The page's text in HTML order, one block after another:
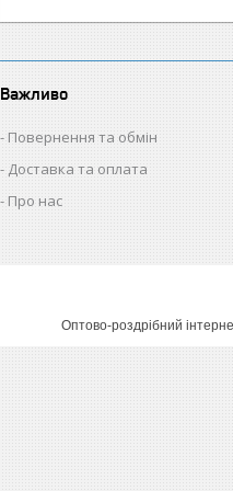
Важливо
Повернення та обмін
Доставка та оплата
Про нас